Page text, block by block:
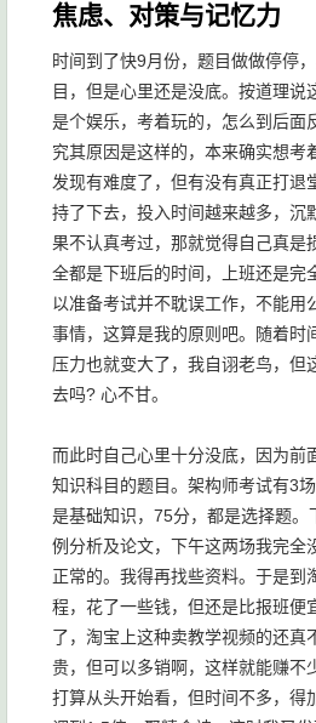
焦虑、对策与记忆力
时间到了快9月份，题目做做停停
目，但是心里还是没底。按道理说
是个娱乐，考着玩的，怎么到后面
究其原因是这样的，本来确实想考
发现有难度了，但有没有真正打退
持了下去，投入时间越来越多，沉
果不认真考过，那就觉得自己真是
全都是下班后的时间，上班还是完
以准备考试并不耽误工作，不能用
事情，这算是我的原则吧。随着时
压力也就变大了，我自诩老鸟，但
去吗? 心不甘。
而此时自己心里十分没底，因为前
知识科目的题目。架构师考试有3
是基础知识，75分，都是选择题。
例分析及论文，下午这两场我完全
正常的。我得再找些资料。于是到
程，花了一些钱，但还是比报班便
了，淘宝上这种卖教学视频的还真
贵，但可以多销啊，这样就能赚不
打算从头开始看，但时间不多，得